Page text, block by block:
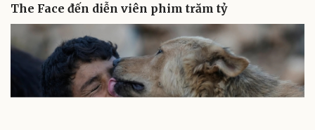
The Face đến diễn viên phim trăm tỷ